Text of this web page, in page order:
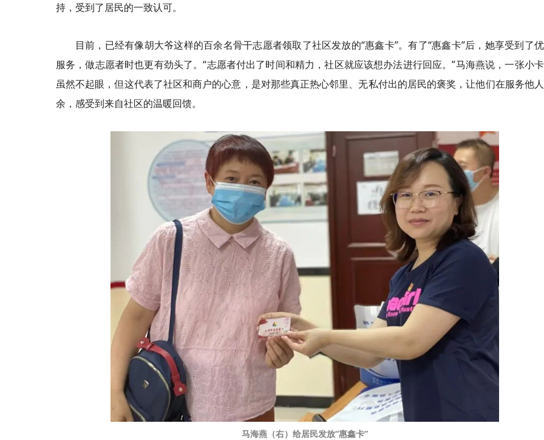
持，受到了居民的一致认可。
目前，已经有像胡大爷这样的百余名骨干志愿者领取了社区发放的“惠鑫卡”。有了“惠鑫卡”后，她享受到了
服务，做志愿者时也更有劲头了。“志愿者付出了时间和精力，社区就应该想办法进行回应。”马海燕说，一张小卡
虽然不起眼，但这代表了社区和商户的心意，是对那些真正热心邻里、无私付出的居民的褒奖，让他们在服务他
余，感受到来自社区的温暖回馈。
马海燕（右）给居民发放“惠鑫卡”